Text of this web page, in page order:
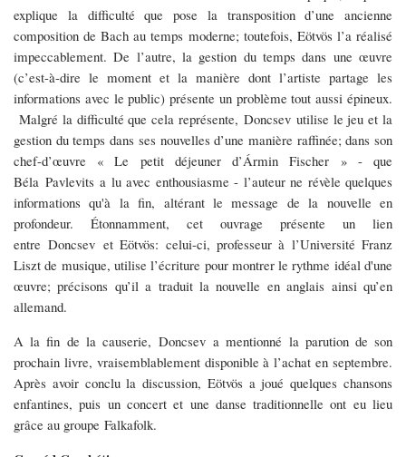
explique la difficulté que pose la transposition d’une ancienne
composition de Bach au temps moderne; toutefois, Eötvös l’a réalisé
impeccablement. De l’autre, la gestion du temps dans une œuvre
(c’est-à-dire le moment et la manière dont l’artiste partage les
informations avec le public) présente un problème tout aussi épineux.
Malgré la difficulté que cela représente, Doncsev utilise le jeu et la
gestion du temps dans ses nouvelles d’une manière raffinée; dans son
chef-d’œuvre « Le petit déjeuner d’Ármin Fischer » - que
Béla Pavlevits a lu avec enthousiasme - l’auteur ne révèle quelques
informations qu'à la fin, altérant le message de la nouvelle en
profondeur. Étonnamment, cet ouvrage présente un lien
entre Doncsev et Eötvös: celui-ci, professeur à l’Université Franz
Liszt de musique, utilise l’écriture pour montrer le rythme idéal d'une
œuvre; précisons qu’il a traduit la nouvelle en anglais ainsi qu’en
allemand.
A la fin de la causerie, Doncsev a mentionné la parution de son
prochain livre, vraisemblablement disponible à l’achat en septembre.
Après avoir conclu la discussion, Eötvös a joué quelques chansons
enfantines, puis un concert et une danse traditionnelle ont eu lieu
grâce au groupe Falkafolk.